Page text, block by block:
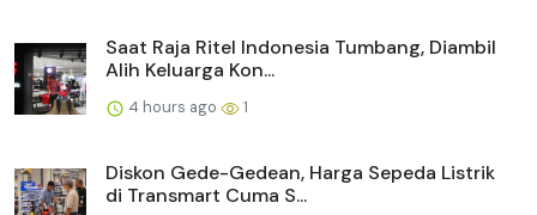
Saat Raja Ritel Indonesia Tumbang, Diambil
Alih Keluarga Kon...
4 hours ago 1
Diskon Gede-Gedean, Harga Sepeda Listrik
di Transmart Cuma S...